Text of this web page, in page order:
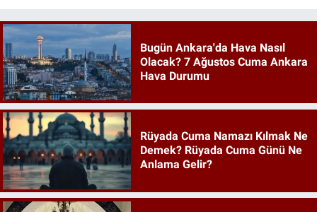
Bugün Ankara'da Hava Nasıl
Olacak? 7 Ağustos Cuma Ankara
Hava Durumu
Rüyada Cuma Namazı Kılmak Ne
Demek? Rüyada Cuma Günü Ne
Anlama Gelir?